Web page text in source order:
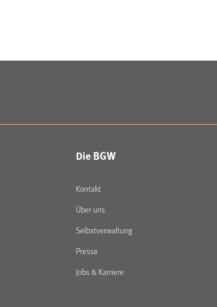
Die BGW
Kontakt
Über uns
Selbstverwaltung
Presse
Jobs & Karriere